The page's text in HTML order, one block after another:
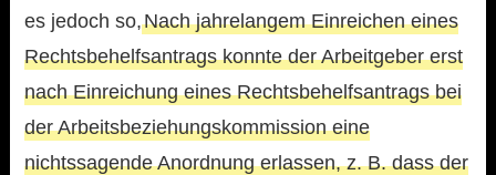
es jedoch so,Nach jahrelangem Einreichen eines
Rechtsbehelfsantrags konnte der Arbeitgeber erst
nach Einreichung eines Rechtsbehelfsantrags bei
der Arbeitsbeziehungskommission eine
nichtssagende Anordnung erlassen, z. B. dass der